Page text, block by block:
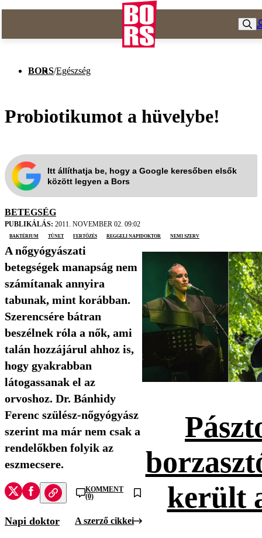
BORS/Egészség
Probiotikumot a hüvelybe!
Itt állíthatja be, hogy a Google keresőben elsők
között legyen a Bors
BETEGSÉG
PUBLIKÁLÁS: 2011. NOVEMBER 02. 09:02
baktérium
tünet fertőzés Reggeli Napidoktor nemi szerv
A nőgyógyászati
betegségek manapság nem
számítanak annyira
tabunak, mint korábban.
Szerencsére bátran
beszélnek róla a nők, ami
talán hozzájárul ahhoz is,
hogy gyakrabban
látogassanak el az
orvoshoz. Dr. Bánhidy
Ferenc szülész-nőgyógyász
szerint ma már nem csak a
rendelőkben folyik az
eszmecsere.
KOMMENT
(0)
Napi doktor A szerző cikkei
került